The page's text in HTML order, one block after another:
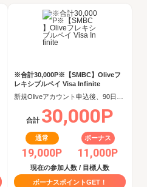
※合計30,000P※【SMBC】Oliveフ
レキシブルペイ Visa Infinite
合計 30,000P
通常
19,000P
ボーナス
11,000P
現在の参加人数 / 目標人数
ボーナスポイントGET！